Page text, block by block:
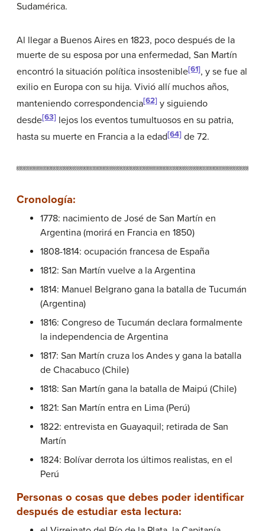
Sudamérica.
Al llegar a Buenos Aires en 1823, poco después de la
muerte de su esposa por una enfermedad, San Martín
encontró la situación política insostenible[61], y se fue al
exilio en Europa con su hija. Vivió allí muchos años,
manteniendo correspondencia[62] y siguiendo
desde[63] lejos los eventos tumultuosos en su patria,
hasta su muerte en Francia a la edad[64] de 72.
Cronología:
1778: nacimiento de José de San Martín en
Argentina (morirá en Francia en 1850)
1808-1814: ocupación francesa de España
1812: San Martín vuelve a la Argentina
1814: Manuel Belgrano gana la batalla de Tucumán
(Argentina)
1816: Congreso de Tucumán declara formalmente
la independencia de Argentina
1817: San Martín cruza los Andes y gana la batalla
de Chacabuco (Chile)
1818: San Martín gana la batalla de Maipú (Chile)
1821: San Martín entra en Lima (Perú)
1822: entrevista en Guayaquil; retirada de San
Martín
1824: Bolívar derrota los últimos realistas, en el
Perú
Personas o cosas que debes poder identificar
después de estudiar esta lectura: